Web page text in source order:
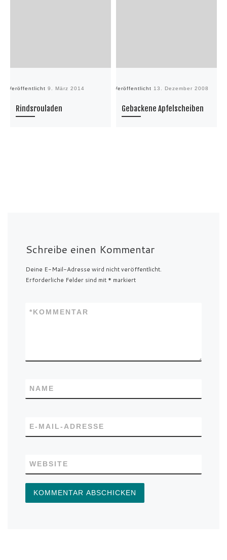
Veröffentlicht 9. März 2014
Rindsrouladen
Veröffentlicht 13. Dezember 2008
Gebackene Apfelscheiben
Schreibe einen Kommentar
Deine E-Mail-Adresse wird nicht veröffentlicht.
Erforderliche Felder sind mit * markiert
KOMMENTAR
*
NAME
E-MAIL-ADRESSE
WEBSITE